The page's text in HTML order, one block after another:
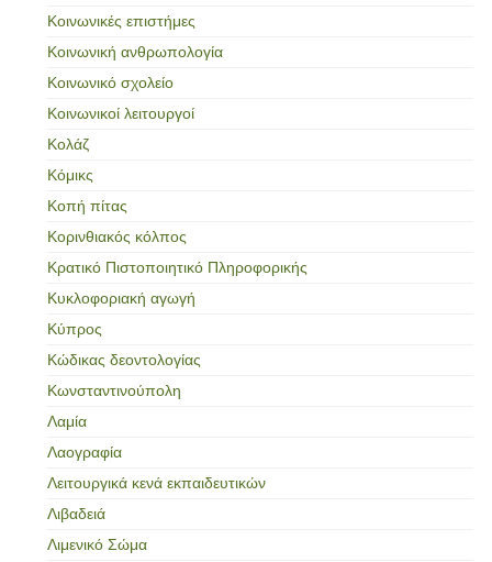
Κοινωνικές επιστήμες
Κοινωνική ανθρωπολογία
Κοινωνικό σχολείο
Κοινωνικοί λειτουργοί
Κολάζ
Κόμικς
Κοπή πίτας
Κορινθιακός κόλπος
Κρατικό Πιστοποιητικό Πληροφορικής
Κυκλοφοριακή αγωγή
Κύπρος
Κώδικας δεοντολογίας
Κωνσταντινούπολη
Λαμία
Λαογραφία
Λειτουργικά κενά εκπαιδευτικών
Λιβαδειά
Λιμενικό Σώμα